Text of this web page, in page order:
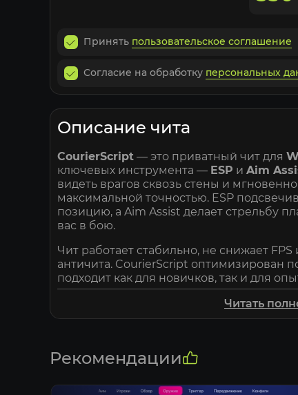
Принять пользовательское соглашение
Согласие на обработку персональных
Описание чита
CourierScript — это приватный чит для
ключевых инструмента — ESP и Aim
видеть врагов сквозь стены и
максимальной точностью. ESP
позицию, а Aim Assist делает стрельбу
вас в бою.
Чит работает стабильно, не снижает
античита. CourierScript оптимизирован
подходит как для новичков, так и для
Простая установка, гибкие настройки и
CourierScript надёжным выбором.
Читать
Рекомендации